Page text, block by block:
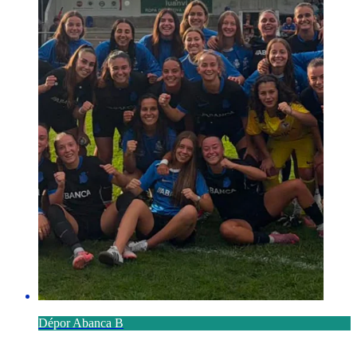
Dépor Abanca B